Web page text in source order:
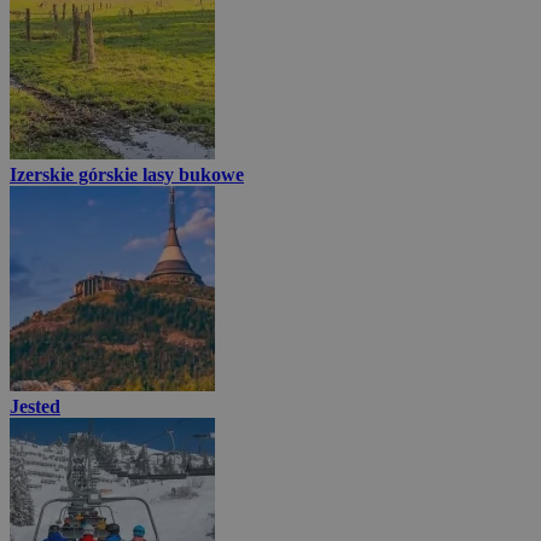
Izerskie górskie lasy bukowe
Jested